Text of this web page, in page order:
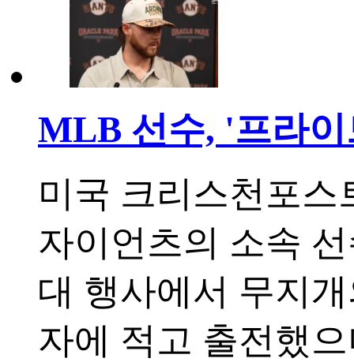
MLB 선수, '프라
미국 크리스천포
자이언츠의 소속
대 행사에서 무지
자에 적고 출전했